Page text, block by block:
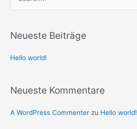
h
a
Neueste Beiträge
Hello world!
Neueste Kommentare
A WordPress Commenter zu Hello world!